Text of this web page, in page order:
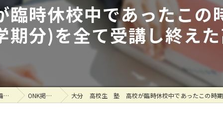
休校中であったこの
期分)を全て受講し終え
大分県大分市の塾なら大学受験専門塾 代ゼミサテライン予備校O.N.K ONK掲示板 大分 高校生 塾 高校が臨時休校中であったこの時期に、